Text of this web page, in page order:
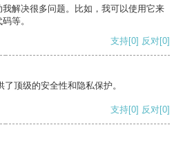
解决很多问题。比如，我可以使用它来
等。
支持[0] 反对[0]
顶级的安全性和隐私保护。
支持[0] 反对[0]